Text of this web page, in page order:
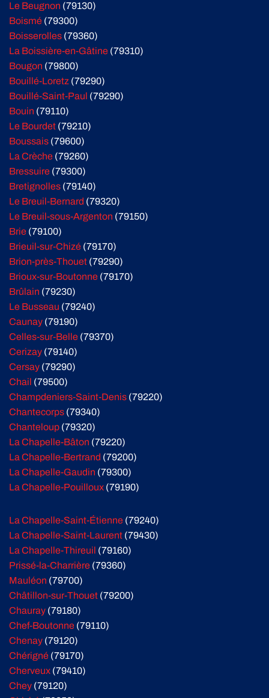
Le Beugnon (79130)
Boismé (79300)
Boisserolles (79360)
La Boissière-en-Gâtine (79310)
Bougon (79800)
Bouillé-Loretz (79290)
Bouillé-Saint-Paul (79290)
Bouin (79110)
Le Bourdet (79210)
Boussais (79600)
La Crèche (79260)
Bressuire (79300)
Bretignolles (79140)
Le Breuil-Bernard (79320)
Le Breuil-sous-Argenton (79150)
Brie (79100)
Brieuil-sur-Chizé (79170)
Brion-près-Thouet (79290)
Brioux-sur-Boutonne (79170)
Brûlain (79230)
Le Busseau (79240)
Caunay (79190)
Celles-sur-Belle (79370)
Cerizay (79140)
Cersay (79290)
Chail (79500)
Champdeniers-Saint-Denis (79220)
Chantecorps (79340)
Chanteloup (79320)
La Chapelle-Bâton (79220)
La Chapelle-Bertrand (79200)
La Chapelle-Gaudin (79300)
La Chapelle-Pouilloux (79190)
La Chapelle-Saint-Étienne (79240)
La Chapelle-Saint-Laurent (79430)
La Chapelle-Thireuil (79160)
Prissé-la-Charrière (79360)
Mauléon (79700)
Châtillon-sur-Thouet (79200)
Chauray (79180)
Chef-Boutonne (79110)
Chenay (79120)
Chérigné (79170)
Cherveux (79410)
Chey (79120)